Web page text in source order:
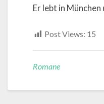
Er lebt in
Post Views: 15
Romane